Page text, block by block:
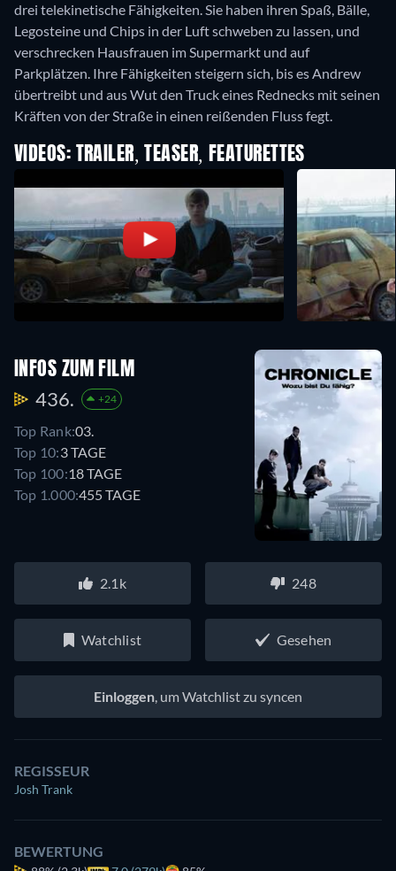
drei telekinetische Fähigkeiten. Sie haben ihren Spaß, Bälle,
Legosteine und Chips in der Luft schweben zu lassen, und
verschrecken Hausfrauen im Supermarkt und auf
Parkplätzen. Ihre Fähigkeiten steigern sich, bis es Andrew
übertreibt und aus Wut den Truck eines Rednecks mit seinen
Kräften von der Straße in einen reißenden Fluss fegt.
VIDEOS: TRAILER, TEASER, FEATURETTES
INFOS ZUM FILM
436. +24
Top Rank:03.
Top 10:3 TAGE
Top 100:18 TAGE
Top 1.000:455 TAGE
2.1k 248
Watchlist Gesehen
Einloggen , um Watchlist zu syncen
REGISSEUR
Josh Trank
BEWERTUNG